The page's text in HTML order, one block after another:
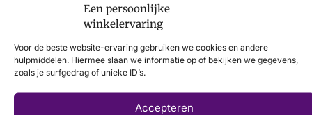
Een persoonlijke
winkelervaring
Voor de beste website-ervaring gebruiken we cookies en andere
hulpmiddelen. Hiermee slaan we informatie op of bekijken we gegevens,
zoals je surfgedrag of unieke ID’s.
Accepteren
Tiva 20 8500 Gold
€ 89,95